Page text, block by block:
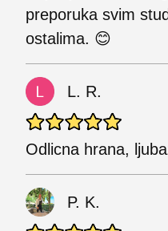
preporuka svim
ostalima. 😊
L. R.
Odlicna hrana,
P. K.